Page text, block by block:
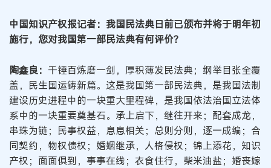
中国知识产权报记者：我国民法典日前已颁布并将于明年初
施行，您对我国第一部民法典有何评价？
陶鑫良： 千锤百炼磨一剑，厚积薄发民法典；纲举目张全覆
盖，民生国运铸新篇。这是我国第一部民法典，是我国法制
建设历史进程中的一块重大里程碑，是我国依法治国立法体
系中的一块重要奠基石。承上启下，继往开来；配套成龙，
串珠为链；民事权益，息息相关；总则分则，逐一成编；合
同契约，物权债权；婚姻继承，人格侵权；锦上添花，知识
产权；面面俱到，事事在线；衣食住行，柴米油盐；婚丧嫁